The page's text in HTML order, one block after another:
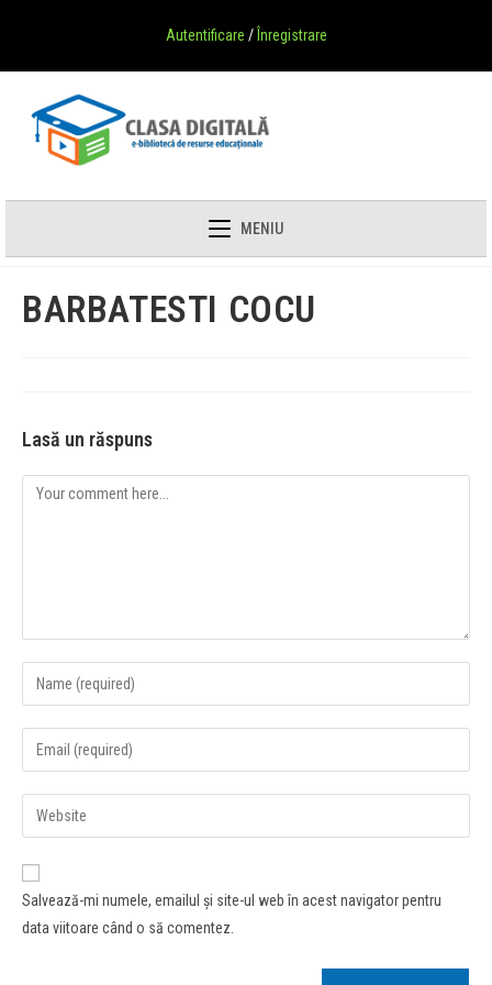
Autentificare / Înregistrare
MENIU
BARBATESTI COCU
Lasă un răspuns
Salvează-mi numele, emailul și site-ul web în acest navigator pentru
data viitoare când o să comentez.